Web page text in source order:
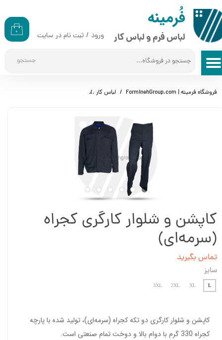
​​فُرمینه
لباس فرم و لباس کار
جستجو
۰ ورود / ثبت نام در سایت
حساب کاربری من
تغییر گذر واژه
سفارشات
خروج از حساب کاربری
فروشگاه فرمینه | ForminehGroup.com لباس کار
کاپشن و شلوار کارگری کجراه
(سرمه‌ای)
تماس بگیرید
سایز
L
XL
2XL
3XL
کاپشن و شلوار کارگری دو تکه کجراه (سرمه‌ای)، تولید شده با پارچه
کجراه 330 گرم با دوام بالا و دوخت تمام صنعتی است.